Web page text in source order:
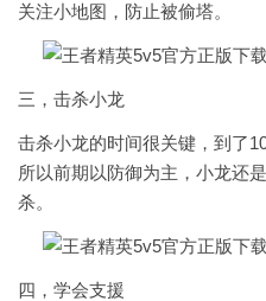
关注小地图，防止被偷塔。
三，击杀小龙
击杀小龙的时间很关键，到了
所以前期以防御为主，小龙还
杀。
四，学会支援